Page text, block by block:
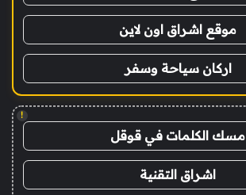
موقع اشراق اون لاين
اركان سياحة وسفر
!
مسك الكلمات في قوقل
اشراق التقنية